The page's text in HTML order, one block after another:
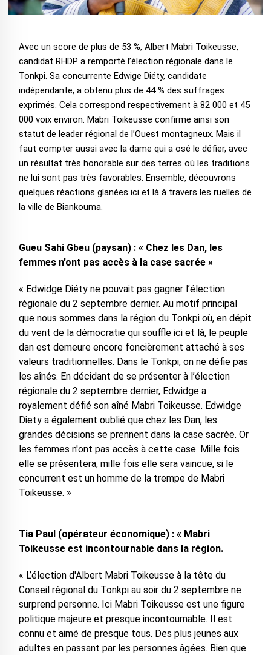
Avec un score de plus de 53 %, Albert Mabri Toikeusse,
candidat RHDP a remporté l’élection régionale dans le
Tonkpi. Sa concurrente Edwige Diéty, candidate
indépendante, a obtenu plus de 44 % des suffrages
exprimés. Cela correspond respectivement à 82 000 et 45
000 voix environ. Mabri Toikeusse confirme ainsi son
statut de leader régional de l’Ouest montagneux. Mais il
faut compter aussi avec la dame qui a osé le défier, avec
un résultat très honorable sur des terres où les traditions
ne lui sont pas très favorables. Ensemble, découvrons
quelques réactions glanées ici et là à travers les ruelles de
la ville de Biankouma.
Gueu Sahi Gbeu (paysan) : « Chez les Dan, les
femmes n’ont pas accès à la case sacrée »
« Edwidge Diéty ne pouvait pas gagner l’élection
régionale du 2 septembre dernier. Au motif principal
que nous sommes dans la région du Tonkpi où, en dépit
du vent de la démocratie qui souffle ici et là, le peuple
dan est demeure encore foncièrement attaché à ses
valeurs traditionnelles. Dans le Tonkpi, on ne défie pas
les aînés. En décidant de se présenter à l’élection
régionale du 2 septembre dernier, Edwidge a
royalement défié son aîné Mabri Toikeusse. Edwidge
Diety a également oublié que chez les Dan, les
grandes décisions se prennent dans la case sacrée. Or
les femmes n'ont pas accès à cette case. Mille fois
elle se présentera, mille fois elle sera vaincue, si le
concurrent est un homme de la trempe de Mabri
Toikeusse. »
Tia Paul (opérateur économique) : « Mabri
Toikeusse est incontournable dans la région.
« L’élection d'Albert Mabri Toikeusse à la tête du
Conseil régional du Tonkpi au soir du 2 septembre ne
surprend personne. Ici Mabri Toikeusse est une figure
politique majeure et presque incontournable. Il est
connu et aimé de presque tous. Des plus jeunes aux
adultes en passant par les personnes âgées. Bien que